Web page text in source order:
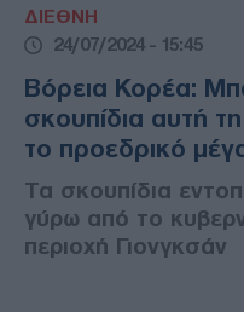
ΔΙΕΘΝΗ
24/07/2024 - 15:45
Βόρεια Κορέα:
σκουπίδια αυτή
το προεδρικό
Τα σκουπίδια
γύρω από το
περιοχή Γιονγκσάν